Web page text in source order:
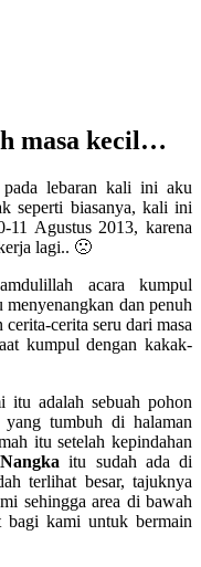
masa kecil…
pada lebaran kali ini aku
seperti biasanya, kali ini
11 Agustus 2013, karena
lagi.. 🙁
acara kumpul
dan penuh
cerita seru dari masa
kumpul dengan kakak-
itu adalah sebuah pohon
yang tumbuh di halaman
itu setelah kepindahan
Nangka itu sudah ada di
terlihat besar, tajuknya
sehingga area di bawah
bagi kami untuk bermain